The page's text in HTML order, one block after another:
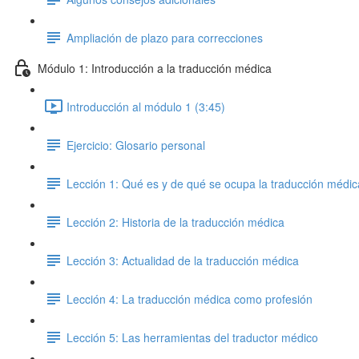
Ampliación de plazo para correcciones
Módulo 1: Introducción a la traducción médica
Introducción al módulo 1 (3:45)
Ejercicio: Glosario personal
Lección 1: Qué es y de qué se ocupa la traducción
Lección 2: Historia de la traducción médica
Lección 3: Actualidad de la traducción médica
Lección 4: La traducción médica como profesión
Lección 5: Las herramientas del traductor médico